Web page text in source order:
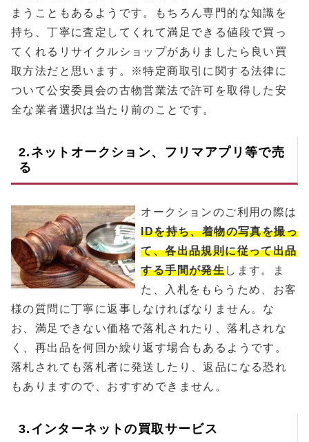
まうこともあるようです。もちろん専門的な知識を
持ち、丁寧に査定してくれて満足できる値段で買っ
てくれるリサイクルショップがありましたら良い買
取方法だと思います。※特定商取引に関する法律に
ついて公安委員会の古物営業法で許可を取得した安
全な業者選択は当たり前のことです。
2.ネットオークション、フリマアプリ等で売
る
オークションのご利用の際は
IDを持ち、着物の写真を撮っ
て、各出品規則に従って出品
する手間が発生します。ま
た、入札をもらうため、お客
様の質問に丁寧に返事しなければなりません。な
お、満足できない価格で落札されたり、落札されな
く、再出品を何回か繰り返す場合もあるようです。
落札されても落札者に発送したり、返品になる恐れ
もありますので、おすすめできません。
3.インターネットの買取サービス